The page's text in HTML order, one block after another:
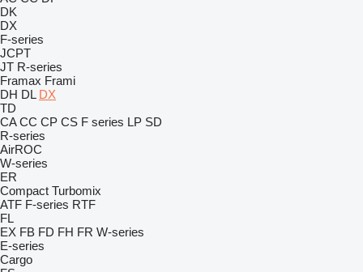
DK
DX
F-series
JCPT
JT R-series
Framax Frami
DH DL DX
TD
CA CC CP CS F series LP SD
R-series
AirROC
W-series
ER
Compact Turbomix
ATF F-series RTF
FL
EX FB FD FH FR W-series
E-series
Cargo